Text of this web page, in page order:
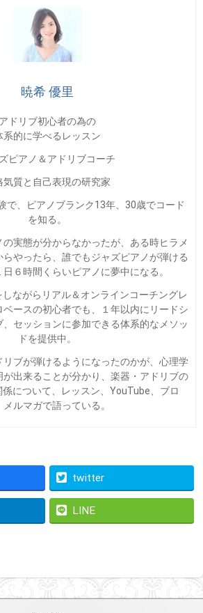
暁希 優里
アドリブ初心者の為の
系的に学べるレッスン
ピアノ＆アドリブコーチ
気質と自己表現の研究家
で、ピアノブランク13年、30歳でコード
を知る。
実態が分からなかったが、ある時ヒラメ
やったら、誰でもジャズピアノが弾ける
６時間くらいピアノに夢中になる。
ながらリアル＆オンラインコーチングレ
ベースの初心者でも、１年以内にリードシ
セッションに参加できる体系的なメソッ
ドを提供中。
ブが弾けるようになったのかが、心理学
出来ることが分かり、楽器・アドリブの
について、レッスン、YouTube、ブロ
メルマガで語っている。
twitter
LINE